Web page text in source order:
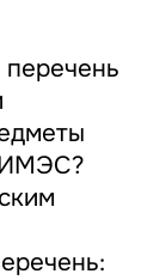
перечень
ИМЭС?